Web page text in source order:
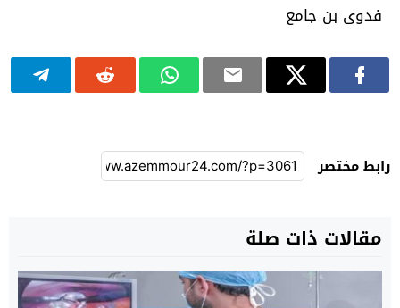
فدوى بن جامع
رابط مختصر
مقالات ذات صلة